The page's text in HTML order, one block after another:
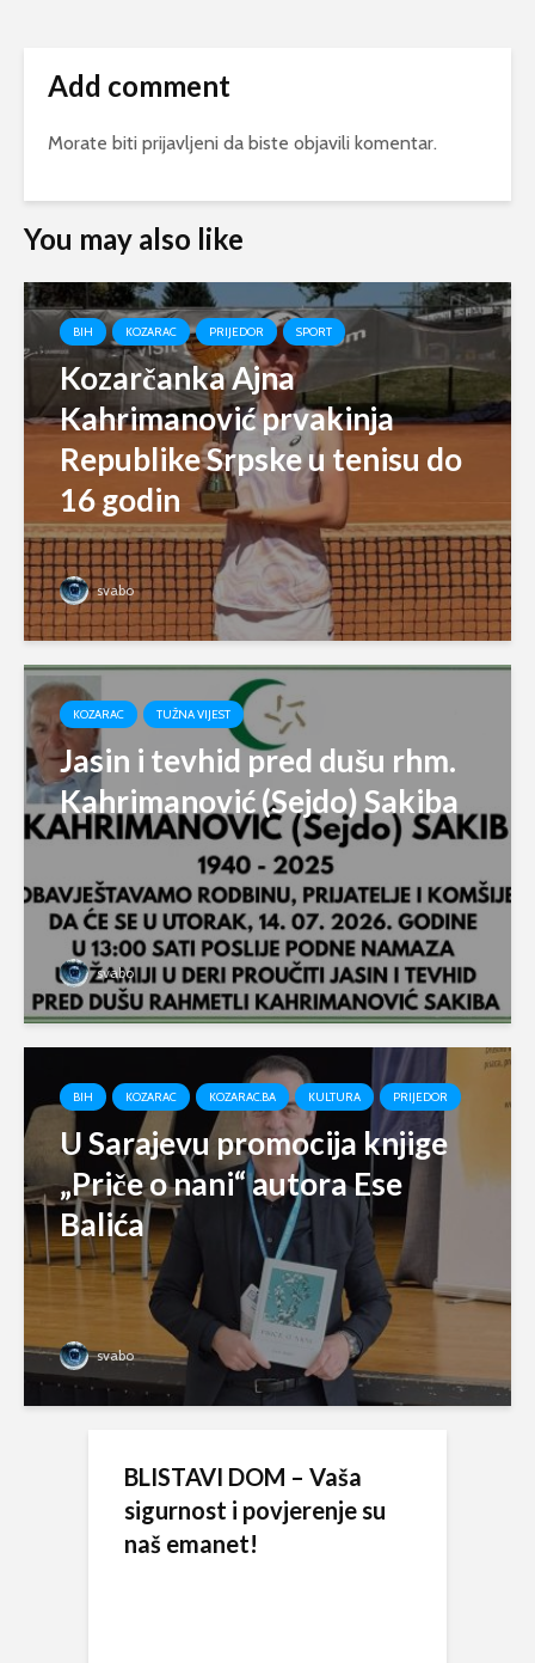
Add comment
Morate biti prijavljeni da biste objavili komentar.
You may also like
BIH KOZARAC PRIJEDOR SPORT
Kozarčanka Ajna
Kahrimanović prvakinja
Republike Srpske u tenisu do
16 godin
svabo
KOZARAC TUŽNA VIJEST
Jasin i tevhid pred dušu rhm.
Kahrimanović (Sejdo) Sakiba
svabo
BIH KOZARAC KOZARAC.BA KULTURA PRIJEDOR
U Sarajevu promocija knjige
„Priče o nani“ autora Ese
Balića
svabo
BLISTAVI DOM – Vaša
sigurnost i povjerenje su
naš emanet!